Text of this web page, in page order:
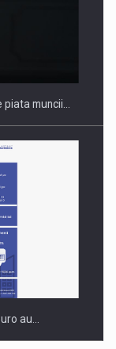
RO…
piata muncii…
au…